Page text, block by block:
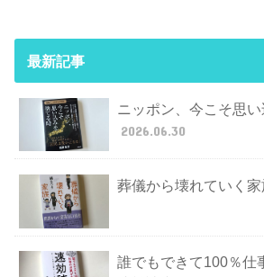
最新記事
ニッポン、今こそ思
2026.06.30
葬儀から壊れていく家
誰でもできて100％仕